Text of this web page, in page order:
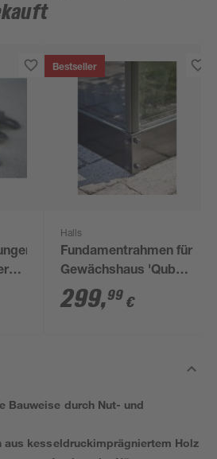
Bestseller
Halls
Fundamentrahmen für
Gewächshaus 'Qube
610' 6,4 m²
299,99 €
Bauweise durch Nut- und
aus kesseldruckimprägniertem Holz